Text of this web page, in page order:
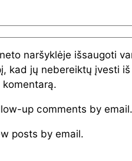
naršyklėje išsaugoti
kad jų nebereiktų įvesti
up comments by email.
posts by email.